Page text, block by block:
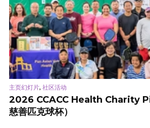
主页幻灯片, 社区活动
2026 CCACC Health Charity
慈善匹克球杯）